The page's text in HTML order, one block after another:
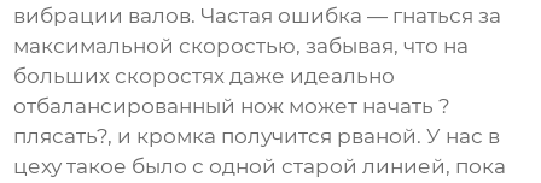
вибрации валов. Частая ошибка — гнаться за
максимальной скоростью, забывая, что на
больших скоростях даже идеально
отбалансированный нож может начать ?
плясать?, и кромка получится рваной. У нас в
цеху такое было с одной старой линией, пока